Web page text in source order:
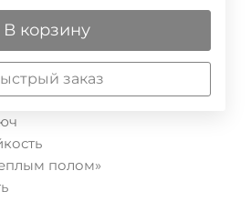
В корзину
заказ
полом»